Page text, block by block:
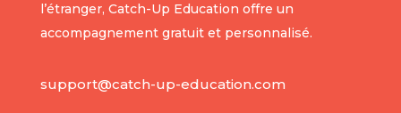
l’étranger, Catch-Up Education offre un
accompagnement gratuit et personnalisé.
support@catch-up-education.com